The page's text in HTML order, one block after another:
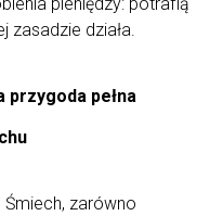
zasadzie działa.
przygoda pełna
zarówno